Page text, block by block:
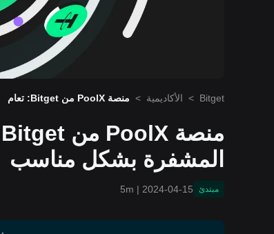
Bitget
> الأكاديمية >
منصة PoolX من Bitget: تعام
المشفرة بشكل مناسب
مبتدئ 2024-04-15
|
5m